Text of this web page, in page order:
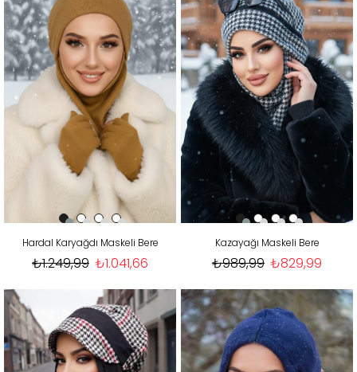
Hardal Karyağdı Maskeli Bere
₺1.041,66
₺1.249,99
Kazayağı Maskeli Bere
₺829,99
₺989,99